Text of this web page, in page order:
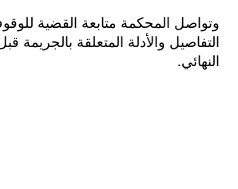
المحكمة متابعة القضية للوقوف على
والأدلة المتعلقة بالجريمة قبل